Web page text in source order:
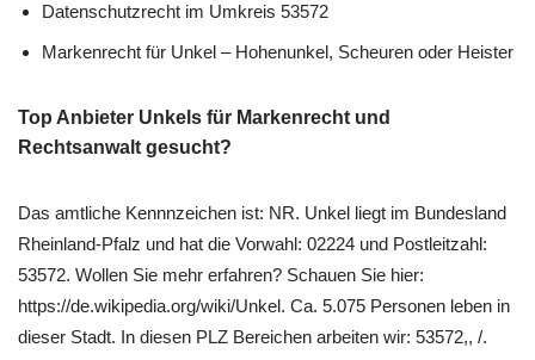
Datenschutzrecht im Umkreis 53572
Markenrecht für Unkel – Hohenunkel, Scheuren oder Heister
Top Anbieter Unkels für Markenrecht und
Rechtsanwalt gesucht?
Das amtliche Kennnzeichen ist: NR. Unkel liegt im Bundesland
Rheinland-Pfalz und hat die Vorwahl: 02224 und Postleitzahl:
53572. Wollen Sie mehr erfahren? Schauen Sie hier:
https://de.wikipedia.org/wiki/Unkel. Ca. 5.075 Personen leben in
dieser Stadt. In diesen PLZ Bereichen arbeiten wir: 53572,, /.